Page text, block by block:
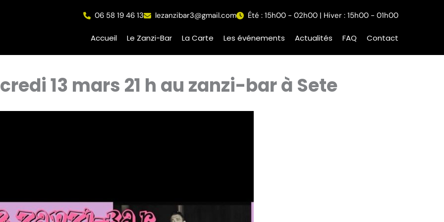
Accueil Le Zanzi-Bar La Carte Les événements Actualités FAQ Contact
06 58 19 46 13 lezanzibar3@gmail.com Été : 15h00 - 02h00 | Hiver : 15h00 - 01h00
13 mars 21 h au zanzi-bar à Sete